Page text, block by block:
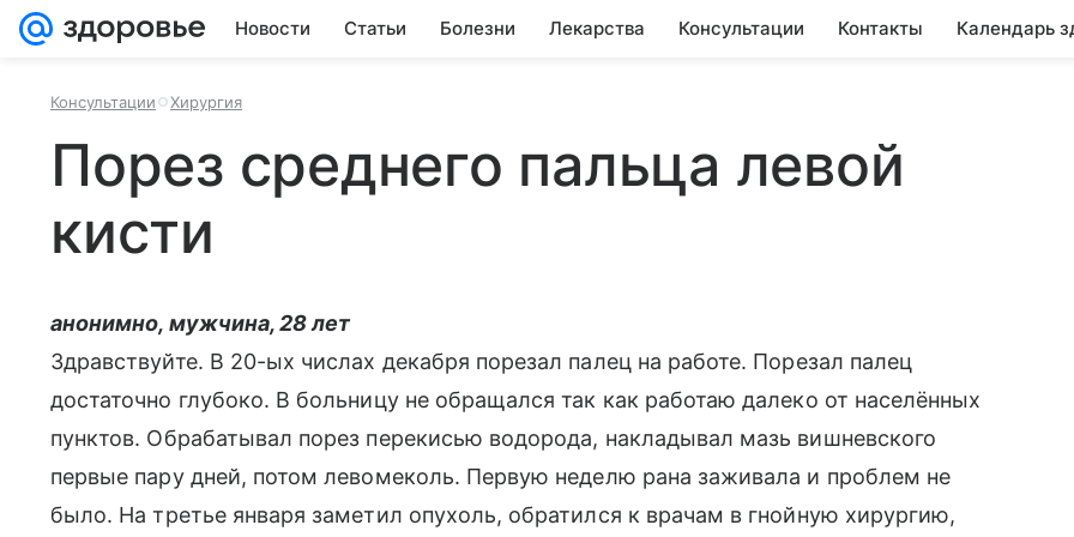
Новости Статьи Болезни Лекарства Консультации Контакты Календарь
Консультации Хирургия
Порез среднего пальца левой
кисти
анонимно, мужчина, 28 лет
Здравствуйте. В 20-ых числах декабря порезал палец на работе. Порезал палец
достаточно глубоко. В больницу не обращался так как работаю далеко от населённых
пунктов. Обрабатывал порез перекисью водорода, накладывал мазь вишневского
первые пару дней, потом левомеколь. Первую неделю рана заживала и проблем не
было. На третье января заметил опухоль, обратился к врачам в гнойную хирургию,